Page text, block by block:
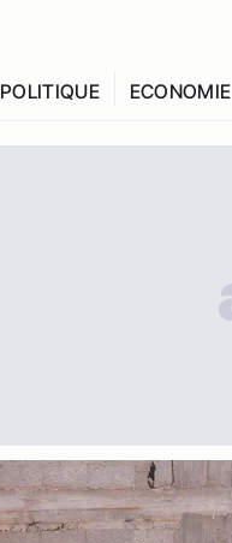
POLITIQUE ECONOMIE